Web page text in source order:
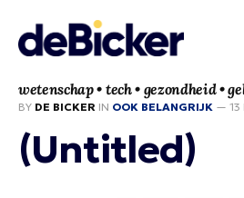
wetenschap • tech • gezondheid •
BY DE BICKER IN OOK BELANGRIJK —
(Untitled)